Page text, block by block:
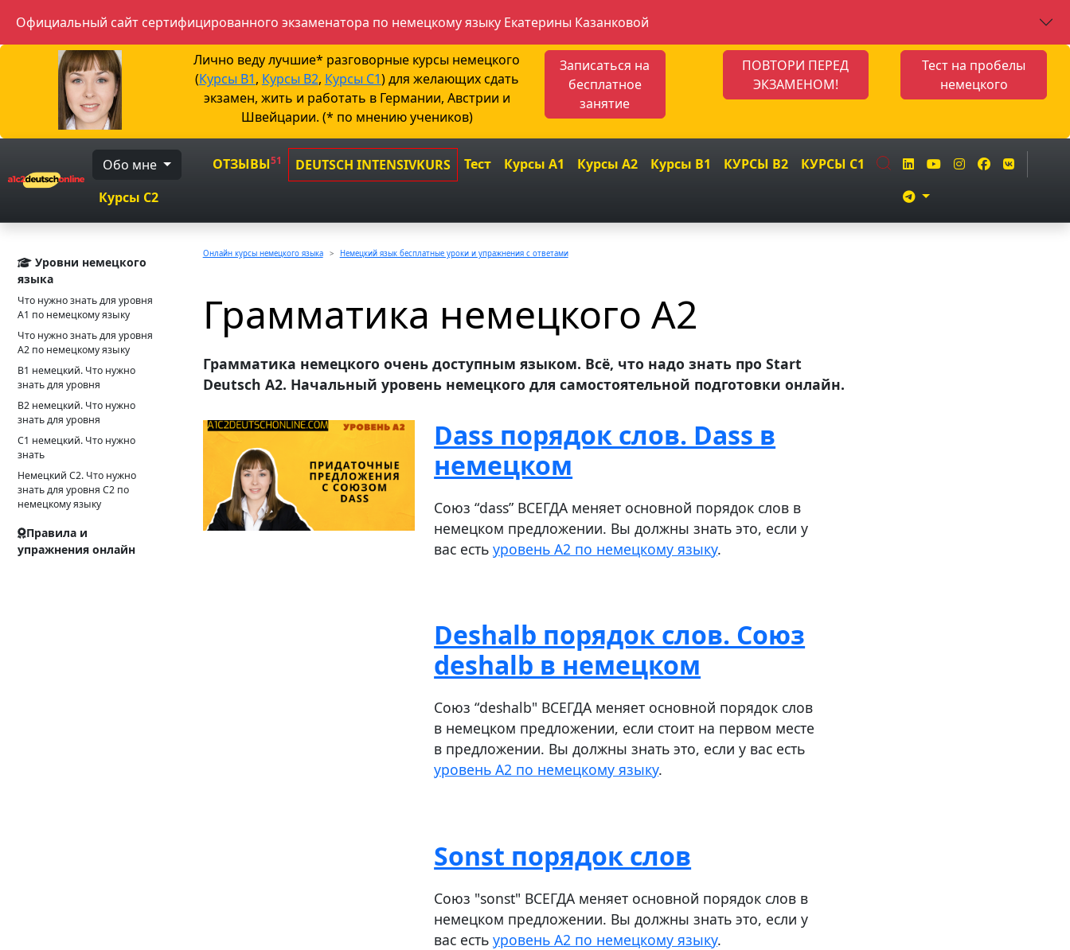
Официальный сайт сертифицированного экзаменатора по немецкому языку Екатерины Казанковой
Лично веду лучшие* разговорные курсы немецкого
(Курсы B1, Курсы B2, Курсы С1) для желающих сдать
экзамен, жить и работать в Германии, Австрии и
Швейцарии. (* по мнению учеников)
Записаться на
бесплатное
занятие
ПОВТОРИ ПЕРЕД
ЭКЗАМЕНОМ!
Тест на пробелы
немецкого
Обо мне ОТЗЫВЫ51 DEUTSCH INTENSIVKURS Тест Курсы A1 Курсы A2 Курсы B1 КУРСЫ B2
КУРСЫ C1
Курсы C2
Уровни немецкого
языка
Что нужно знать для уровня
А1 по немецкому языку
Что нужно знать для уровня
А2 по немецкому языку
B1 немецкий. Что нужно
знать для уровня
B2 немецкий. Что нужно
знать для уровня
C1 немецкий. Что нужно
знать
Немецкий С2. Что нужно
знать для уровня С2 по
немецкому языку
Правила и
упражнения онлайн
Онлайн курсы немецкого языка Немецкий язык бесплатные уроки и упражнения с ответами
Грамматика немецкого A2
Грамматика немецкого очень доступным языком. Всё, что надо знать про Start
Deutsch A2. Начальный уровень немецкого для самостоятельной подготовки онлайн.
Dass порядок слов. Dass в
немецком
Союз “dass” ВСЕГДА меняет основной порядок слов в
немецком предложении. Вы должны знать это, если у
вас естьуровень A2 по немецкому языку.
Deshalb порядок слов. Союз
deshalb в немецком
Союз “deshalb" ВСЕГДА меняет основной порядок слов
в немецком предложении, если стоит на первом месте
в предложении. Вы должны знать это, если у вас есть
уровень A2 по немецкому языку.
Sonst порядок слов
Союз "sonst" ВСЕГДА меняет основной порядок слов в
немецком предложении. Вы должны знать это, если у
вас естьуровень A2 по немецкому языку.